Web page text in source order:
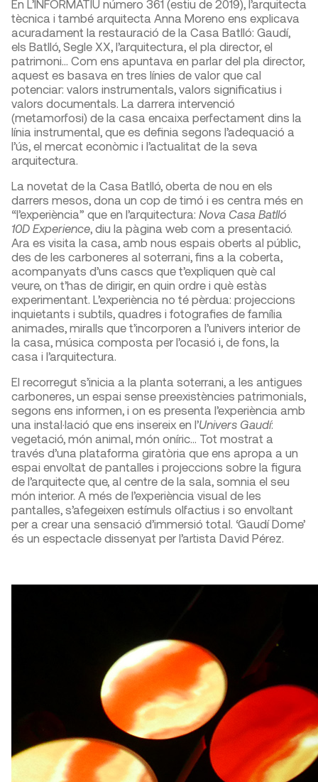
En L’INFORMATIU número 361 (estiu de 2019), l’arquitecta
tècnica i també arquitecta Anna Moreno ens explicava
acuradament la restauració de la Casa Batlló: Gaudí,
els Batlló, Segle XX, l’arquitectura, el pla director, el
patrimoni… Com ens apuntava en parlar del pla director,
aquest es basava en tres línies de valor que cal
potenciar: valors instrumentals, valors significatius i
valors documentals. La darrera intervenció
(metamorfosi) de la casa encaixa perfectament dins la
línia instrumental, que es definia segons l’adequació a
l’ús, el mercat econòmic i l’actualitat de la seva
arquitectura.
La novetat de la Casa Batlló, oberta de nou en els
darrers mesos, dona un cop de timó i es centra més en
“l’experiència” que en l’arquitectura: Nova Casa Batlló
10D Experience, diu la pàgina web com a presentació.
Ara es visita la casa, amb nous espais oberts al públic,
des de les carboneres al soterrani, fins a la coberta,
acompanyats d’uns cascs que t’expliquen què cal
veure, on t’has de dirigir, en quin ordre i què estàs
experimentant. L’experiència no té pèrdua: projeccions
inquietants i subtils, quadres i fotografies de família
animades, miralls que t’incorporen a l’univers interior de
la casa, música composta per l’ocasió i, de fons, la
casa i l’arquitectura.
El recorregut s’inicia a la planta soterrani, a les antigues
carboneres, un espai sense preexistències patrimonials,
segons ens informen, i on es presenta l’experiència amb
una instal·lació que ens insereix en l’Univers Gaudí:
vegetació, món animal, món oníric… Tot mostrat a
través d’una plataforma giratòria que ens apropa a un
espai envoltat de pantalles i projeccions sobre la figura
de l’arquitecte que, al centre de la sala, somnia el seu
món interior. A més de l’experiència visual de les
pantalles, s’afegeixen estímuls olfactius i so envoltant
per a crear una sensació d’immersió total. ‘Gaudí Dome’
és un espectacle dissenyat per l’artista David Pérez.